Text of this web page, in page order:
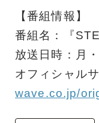
【番組情報】
番組名：『
放送日時：月
オフィシャル
wave.co.jp/